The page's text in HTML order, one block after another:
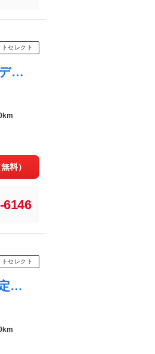
トセレクト
ＭＩＮＩ クーパー スポーツパックリミテッド 限定車 正規ディーラー車 ４速マニュアル 黒本革シート ウッドドアパネル オーバーフェンダー ４灯フォグライト ＥＴＣ ブラック×ベージュレザーコンビハンドル １３インチアルミホイール
料）
6146
トセレクト
ＭＩＮＩ クーパー ４０ｔｈ アニバーサリーリミテッド 限定車 正規ディーラー車 右ハンドル ４速マニュアル 黒本革シート オーバーフェンダー １３インチアルミ ＥＴＣ アルミインパネ レザーダッシュボード レザードアポケット 当社管理ユーザー下取り車両